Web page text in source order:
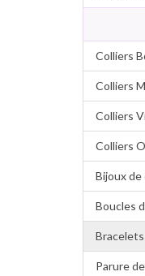
Colliers
Colliers
Colliers
Colliers
Bijoux de
Boucles
Bracelets
Parure de